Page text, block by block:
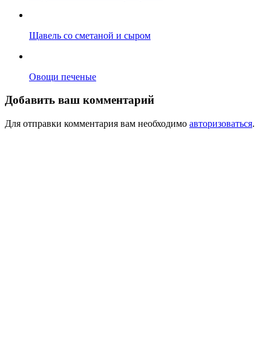
Щавель со сметаной и сыром
Овощи печеные
Добавить ваш комментарий
Для отправки комментария вам необходимо авторизоваться.